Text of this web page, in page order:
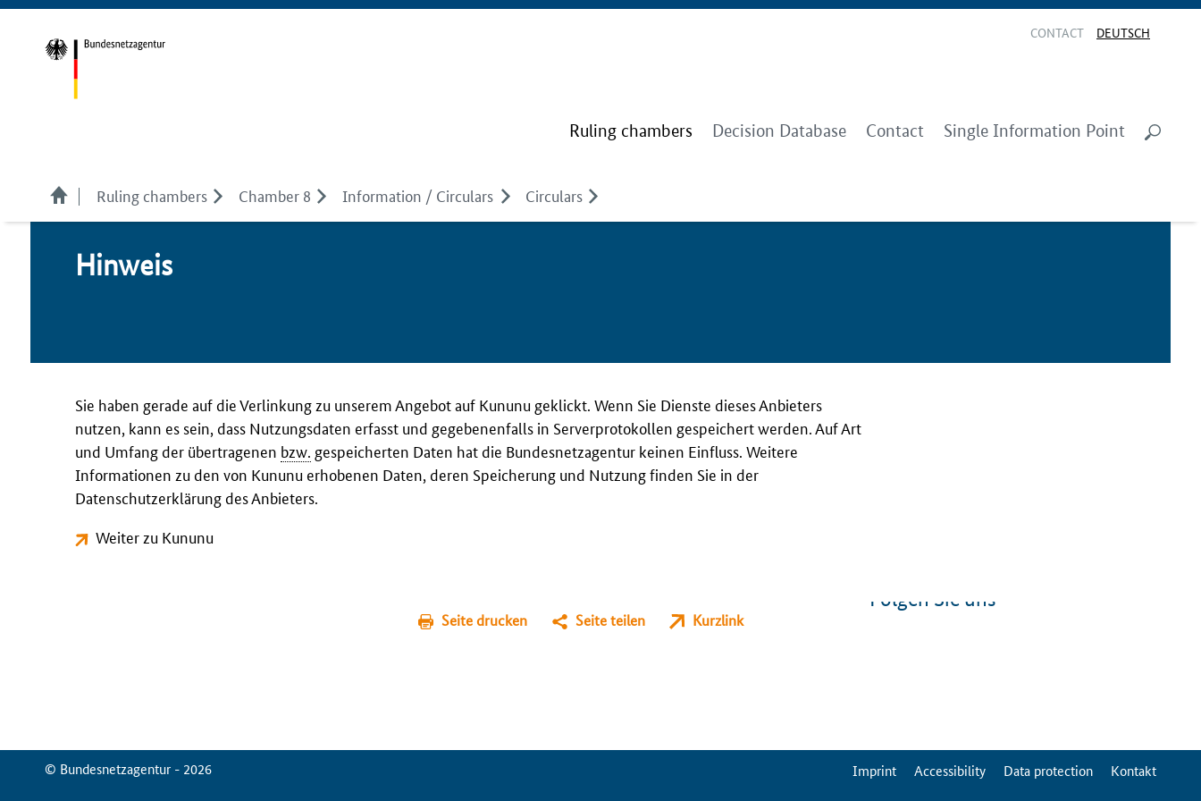
CONTACT DEUTSCH
Ruling chambers Decision Database Contact Single Information Point
Ruling chambers Chamber 8 Information / Circulars Circulars
Hin­weis
Sie haben gerade auf die Verlinkung zu unserem Angebot auf Kununu geklickt. Wenn Sie Dienste dieses Anbieters
nutzen, kann es sein, dass Nutzungsdaten erfasst und gegebenenfalls in Serverprotokollen gespeichert werden. Auf Art
und Umfang der übertragenen bzw. gespeicherten Daten hat die Bundesnetzagentur keinen Einfluss. Weitere
Informationen zu den von Kununu erhobenen Daten, deren Speicherung und Nutzung finden Sie in der
Datenschutzerklärung des Anbieters.
Weiter zu Kununu
Seite drucken Seite teilen Kurzlink
Folgen Sie uns
© Bundesnetzagentur - 2026 ServiceMenuImprint Accessibility Data protection Kontakt